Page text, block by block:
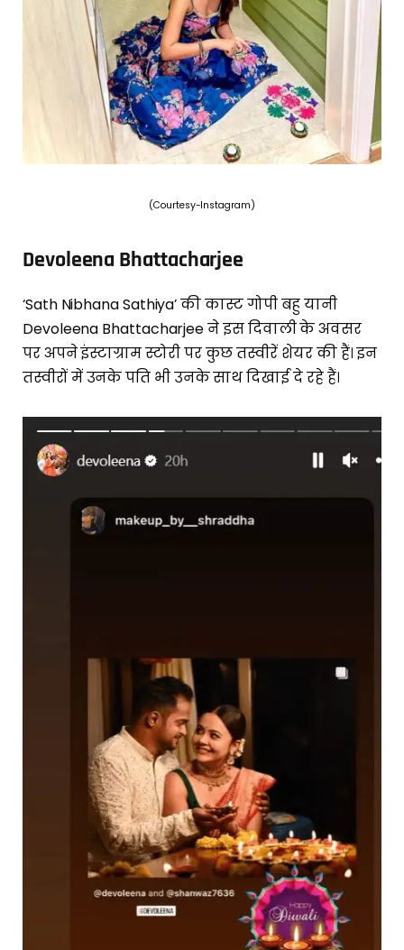
(Courtesy-Instagram)
Devoleena Bhattacharjee
‘Sath Nibhana Sathiya’ की कास्ट गोपी बहु यानी
Devoleena Bhattacharjee ने इस दिवाली के अवसर
पर अपने इंस्टाग्राम स्टोरी पर कुछ तस्वीरें शेयर की हैं। इन
तस्वीरों में उनके पति भी उनके साथ दिखाई दे रहे हैं।